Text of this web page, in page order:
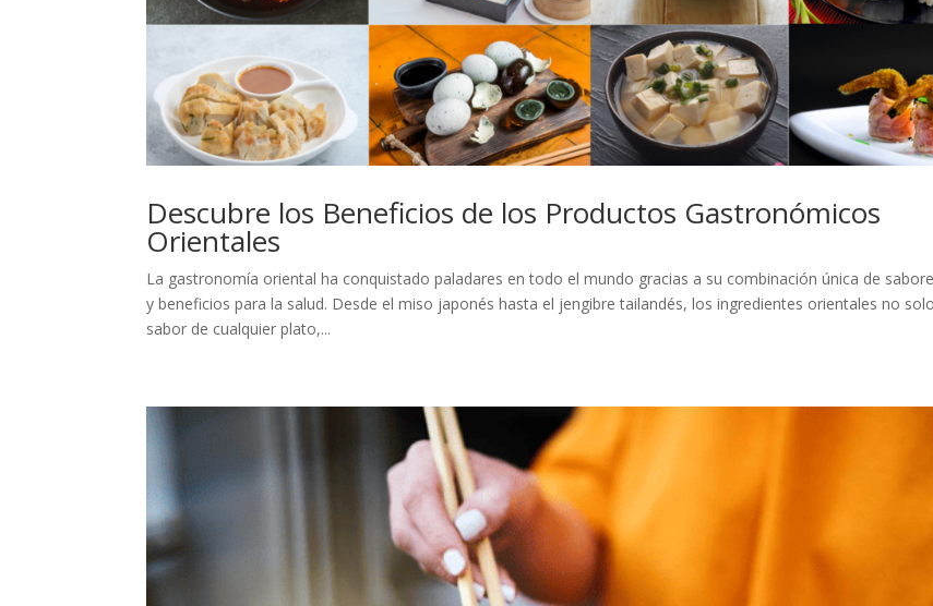
Descubre los Beneficios de los Productos Gastronómicos
Orientales
La gastronomía oriental ha conquistado paladares en todo el mundo gracias a su combinación única de
y beneficios para la salud. Desde el miso japonés hasta el jengibre tailandés, los ingredientes orientales no
sabor de cualquier plato,...